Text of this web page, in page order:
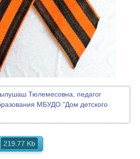
Тюлемесовна, педагог
МБУДО "Дом детского
219.77 Kb